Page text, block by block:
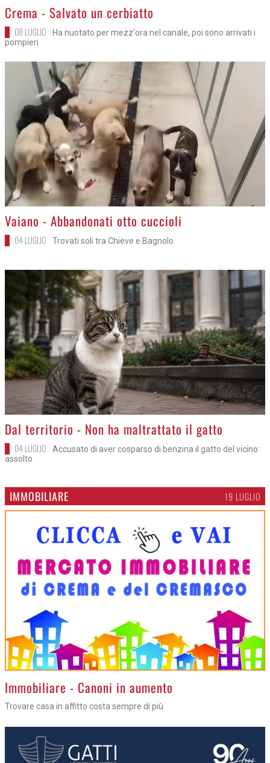
>
Crema - Salvato un cerbiatto
08 LUGLIO
Ha nuotato per mezz'ora nel canale, poi sono arrivati i
pompieri
>
Vaiano - Abbandonati otto cuccioli
04 LUGLIO Trovati soli tra Chieve e Bagnolo
>
Dal territorio - Non ha maltrattato il gatto
04 LUGLIO
Accusato di aver cosparso di benzina il gatto del vicino:
assolto
IMMOBILIARE 19 LUGLIO
>Immobiliare - Canoni in aumento
Trovare casa in affitto costa sempre di più